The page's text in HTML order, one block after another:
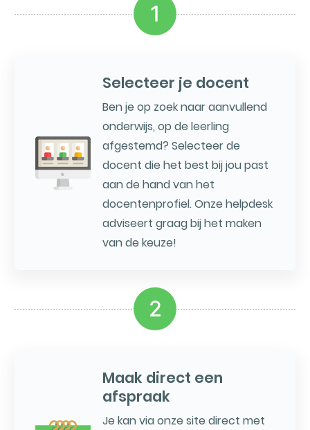
1
Selecteer je docent
Ben je op zoek naar aanvullend
onderwijs, op de leerling
afgestemd? Selecteer de
docent die het best bij jou past
aan de hand van het
docentenprofiel. Onze helpdesk
adviseert graag bij het maken
van de keuze!
2
Maak direct een
afspraak
Je kan via onze site direct met